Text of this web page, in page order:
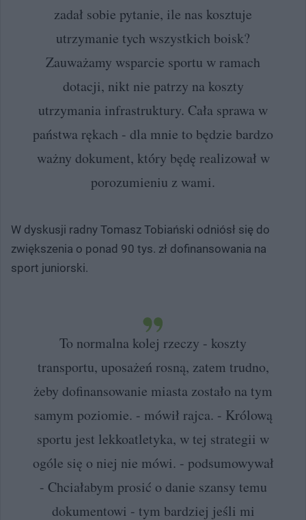
zadał sobie pytanie, ile nas kosztuje
utrzymanie tych wszystkich boisk?
Zauważamy wsparcie sportu w ramach
dotacji, nikt nie patrzy na koszty
utrzymania infrastruktury. Cała sprawa w
państwa rękach - dla mnie to będzie bardzo
ważny dokument, który będę realizował w
porozumieniu z wami.
W dyskusji radny Tomasz Tobiański odniósł się do
zwiększenia o ponad 90 tys. zł dofinansowania na
sport juniorski.
To normalna kolej rzeczy - koszty
transportu, uposażeń rosną, zatem trudno,
żeby dofinansowanie miasta zostało na tym
samym poziomie. - mówił rajca. - Królową
sportu jest lekkoatletyka, w tej strategii w
ogóle się o niej nie mówi. - podsumowywał
- Chciałabym prosić o danie szansy temu
dokumentowi - tym bardziej jeśli mi